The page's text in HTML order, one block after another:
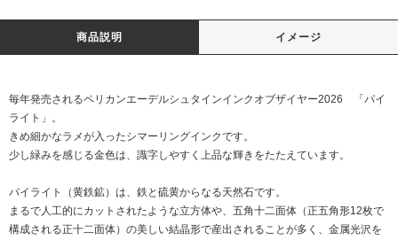
商品説明 イメージ
毎年発売されるペリカンエーデルシュタインインクオブザイヤー2026 「パイ
ライト」。
きめ細かなラメが入ったシマーリングインクです。
少し緑みを感じる金色は、識字しやすく上品な輝きをたたえています。
パイライト（黄鉄鉱）は、鉄と硫黄からなる天然石です。
まるで人工的にカットされたような立方体や、五角十二面体（正五角形12枚で
構成される正十二面体）の美しい結晶形で産出されることが多く、金属光沢を